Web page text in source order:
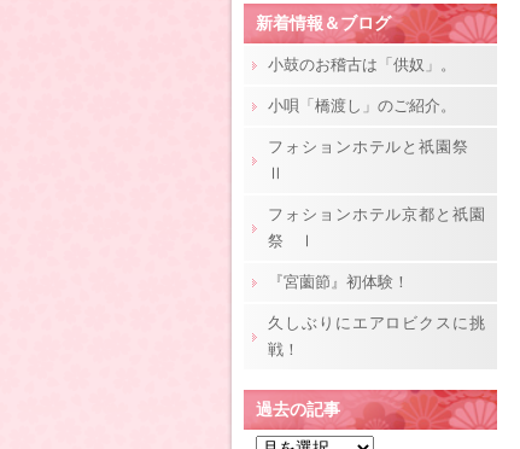
新着情報＆ブログ
小鼓のお稽古は「供奴」。
小唄「橋渡し」のご紹介。
フォションホテルと祇園祭
Ⅱ
フォションホテル京都と祇園
祭 Ⅰ
『宮薗節』初体験！
久しぶりにエアロビクスに挑
戦！
過去の記事